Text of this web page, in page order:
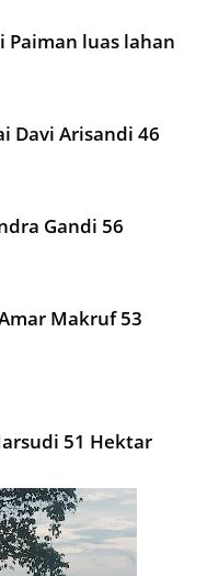
Paiman luas lahan
Davi Arisandi 46
Gandi 56
Makruf 53
51 Hektar